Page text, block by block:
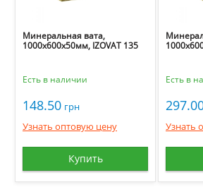
Минеральная вата,
1000х600х50мм, IZOVAT 135
Есть в наличии
148.50 грн
Узнать оптовую цену
Купить
Есть в
Узнать